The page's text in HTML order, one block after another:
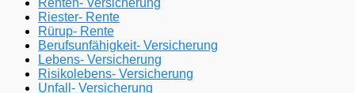
Riester- Rente
Rürup- Rente
Berufsunfähigkeit- Versicherung
Lebens- Versicherung
Risikolebens- Versicherung
Unfall- Versicherung